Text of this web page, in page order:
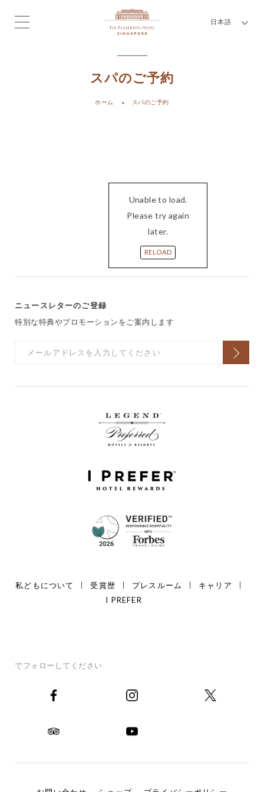
日本語
スパのご予約
ホーム スパのご予約
Unable to load.
Please try again
later.
RELOAD
ニュースレターのご登録
特別な特典やプロモーションをご案内します
私どもについて 受賞歴 プレスルーム
キャリア
I PREFER
でフォローしてください